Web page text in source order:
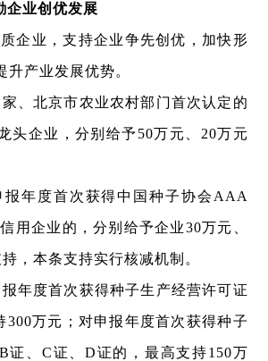
企业创优发展
企业，支持企业争先创优，加快形
升产业发展优势。
家、北京市农业农村部门首次认定的
头企业，分别给予50万元、20万元
报年度首次获得中国种子协会AAA
用企业的，分别给予企业30万元、
，本条支持实行核减机制。
报年度首次获得种子生产经营许可证
300万元；对申报年度首次获得种子
证、C证、D证的，最高支持150万